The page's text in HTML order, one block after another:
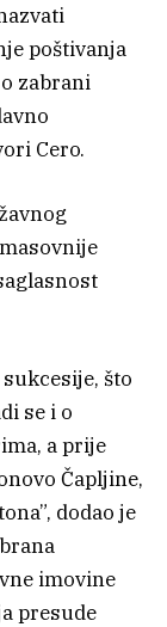
poštivanja
zabrani
Cero.
što
se i o
a prije
Čapljine,
dodao je
imovine
presude